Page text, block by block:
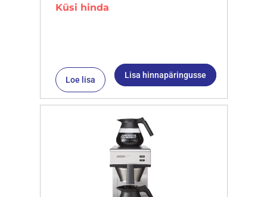
Küsi hinda
Loe lisa Lisa hinnapäringusse